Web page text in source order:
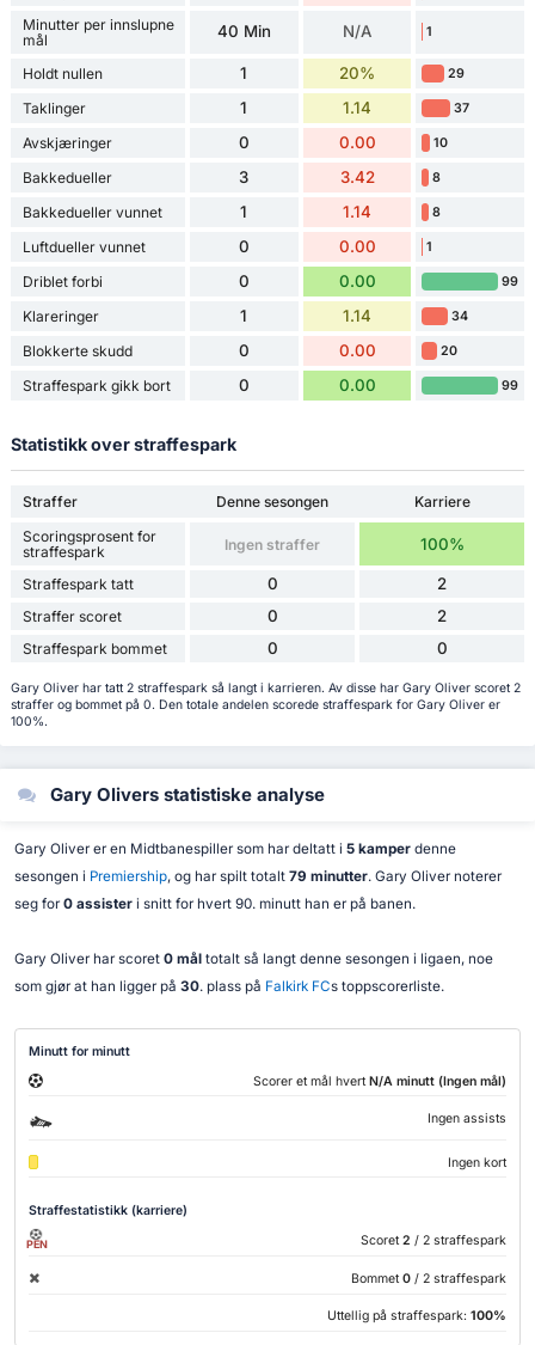
Minutter per innslupne
mål
40 Min N/A 1
Holdt nullen 1 20% 29
Taklinger 1 1.14 37
Avskjæringer 0 0.00 10
Bakkedueller 3 3.42 8
Bakkedueller vunnet 1 1.14 8
Luftdueller vunnet 0 0.00 1
Driblet forbi 0 0.00 99
Klareringer 1 1.14 34
Blokkerte skudd 0 0.00 20
Straffespark gikk bort 0 0.00 99
Statistikk over straffespark
Straffer Denne sesongen
Karriere
Scoringsprosent for
straffespark
Ingen straffer 100%
Straffespark tatt 0 2
Straffer scoret 0 2
Straffespark bommet 0 0
Gary Oliver har tatt 2 straffespark så langt i karrieren. Av disse har Gary Oliver scoret 2
straffer og bommet på 0. Den totale andelen scorede straffespark for Gary Oliver er
100%.
Gary Olivers statistiske analyse
Gary Oliver er en Midtbanespiller som har deltatt i 5 kamperdenne
sesongen i Premiership, og har spilt totalt 79 minutter. Gary Oliver noterer
seg for 0 assisteri snitt for hvert 90. minutt han er på banen.
Gary Oliver har scoret 0 måltotalt så langt denne sesongen i ligaen, noe
som gjør at han ligger på 30. plass på Falkirk FCs toppscorerliste.
Minutt for minutt
Scorer et mål hvert N/A minutt (Ingen mål)
Ingen assists
Ingen kort
Straffestatistikk (karriere)
PEN Scoret 2 / 2 straffespark
Bommet 0 / 2 straffespark
Uttellig på straffespark: 100%